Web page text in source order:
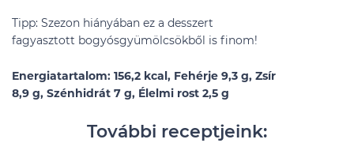
Tipp: Szezon hiányában ez a desszert
fagyasztott bogyósgyümölcsökből is finom!
Energiatartalom: 156,2 kcal, Fehérje 9,3 g, Zsír
8,9 g, Szénhidrát 7 g, Élelmi rost 2,5 g
További receptjeink: